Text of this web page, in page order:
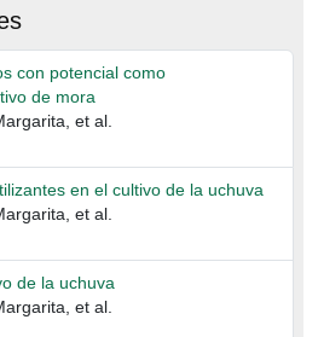
con potencial como
de mora
et al.
en el cultivo de la uchuva
et al.
de la uchuva
et al.